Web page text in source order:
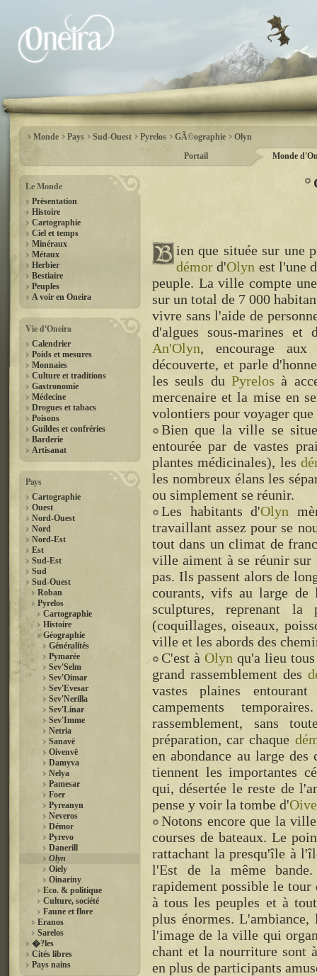
Monde Pays Sud-Ouest Pyrelos GÃ©ographie
Olyn
Portail
Monde
Le Monde
Présentation
Histoire
Cartographie
Ciel et temps
Minéraux
Métaux
Herbier
Bestiaire
Peuples
A voir en Oneira
Vie d'Oneira
Calendrier
Poids et mesures
Monnaies
Culture et traditions
Gastronomie
Médecine
Drogues et tabacs
Poisons
Guildes et confréries
Barderie
Artisanat
Pays
Cartographie
Ouest
Nord-Ouest
Nord
Nord-Est
Est
Sud-Est
Sud
Sud-Ouest
Roban
Pyrelos
Cartographie
Histoire
Géographie
Généralités
Pymarée
Sev'Selm
Sev'Oimar
Sev'Evesar
Sev'Nerilla
Sev'Linar
Sev'Imme
Netria
Sanavë
Oivenvë
Damyva
Nelya
Pamesar
Foer
Pyreanyn
Neveros
Démor
Pyrevo
Danerill
Olyn
Oiely
Oinariny
Eco. & politique
Culture, société
Faune et flore
Eranos
Sarelos
�?les
Cités libres
Pays nains
ien que située sur une
démor d'Olyn est l'une
peuple. La ville compte
sur un total de 7 000
vivre sans l'aide de
d'algues sous-marines
An'Olyn, encourage aux
découverte, et parle
les seuls duPyrelos à
mercenaire et la mise en
volontiers pour voyager
Bien que la ville se
entourée par de vastes
plantes médicinales), les
les nombreux élans les
ou simplement se réunir.
Les habitants d'Olyn
travaillant assez pour se
tout dans un climat de
ville aiment à se réunir sur
pas. Ils passent alors de
courants, vifs au large de
sculptures, reprenant
(coquillages, oiseaux,
ville et les abords des
C'est à Olyn qu'a lieu
grand rassemblement des
vastes plaines
campements
rassemblement, sans
préparation, car chaque
en abondance au large des
tiennent les importantes
qui, désertée le reste de
pense y voir la tombe d'
Notons encore que la
courses de bateaux. Le
rattachant la presqu'île à
l'Est de la même
rapidement possible le tour
à tous les peuples et à
plus énormes.
l'image de la ville qui
chant et la nourriture sont
en plus de participants